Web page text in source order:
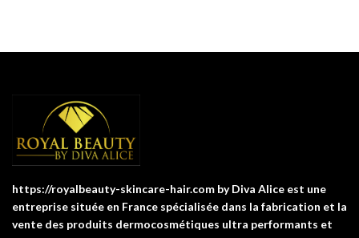
https://royalbeauty-skincare-hair.com by Diva Alice est une
entreprise située en France spécialisée dans la fabrication et la
vente des produits dermocosmétiques ultra performants et